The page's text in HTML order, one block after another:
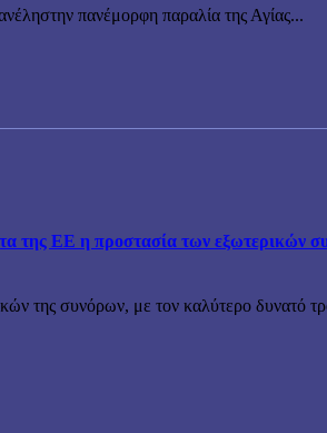
πανέμορφη παραλία της Αγίας...
ΕΕ η προστασία των εξωτερικών
της συνόρων, με τον καλύτερο δυνατό